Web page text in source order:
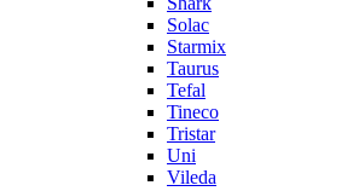
Solac
Starmix
Taurus
Tefal
Tineco
Tristar
Uni
Vileda